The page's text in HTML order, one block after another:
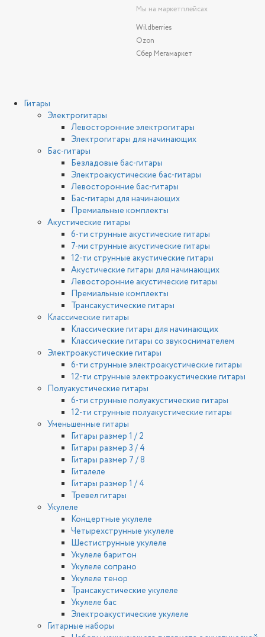
Мы на маркетплейсах
Wildberries
Ozon
Сбер Мегамаркет
Гитары
Электрогитары
Левосторонние электрогитары
Электрогитары для начинающих
Бас-гитары
Безладовые бас-гитары
Электроакустические бас-гитары
Левосторонние бас-гитары
Бас-гитары для начинающих
Премиальные комплекты
Акустические гитары
6-ти струнные акустические гитары
7-ми струнные акустические гитары
12-ти струнные акустические гитары
Акустические гитары для начинающих
Левосторонние акустические гитары
Премиальные комплекты
Трансакустические гитары
Классические гитары
Классические гитары для начинающих
Классические гитары со звукоснимателем
Электроакустические гитары
6-ти струнные электроакустические гитары
12-ти струнные электроакустические гитары
Полуакустические гитары
6-ти струнные полуакустические гитары
12-ти струнные полуакустические гитары
Уменьшенные гитары
Гитары размер 1 / 2
Гитары размер 3 / 4
Гитары размер 7 / 8
Гиталеле
Гитары размер 1 / 4
Тревел гитары
Укулеле
Концертные укулеле
Четырехструнные укулеле
Шестиструнные укулеле
Укулеле баритон
Укулеле сопрано
Укулеле тенор
Трансакустические укулеле
Укулеле бас
Электроакустические укулеле
Гитарные наборы